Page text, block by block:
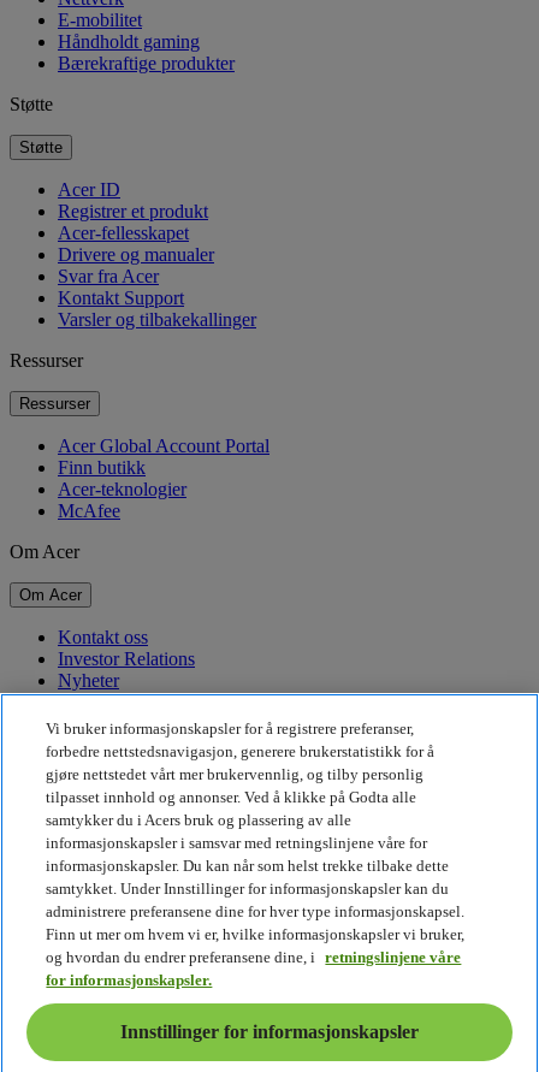
E-mobilitet
Håndholdt gaming
Bærekraftige produkter
Støtte
Støtte
Acer ID
Registrer et produkt
Acer-fellesskapet
Drivere og manualer
Svar fra Acer
Kontakt Support
Varsler og tilbakekallinger
Ressurser
Ressurser
Acer Global Account Portal
Finn butikk
Acer-teknologier
McAfee
Om Acer
Om Acer
Kontakt oss
Investor Relations
Nyheter
Priser
Arrangementer
Bærekraft
Bærekraft
Samfunnsansvar
Karbonavtrykket til produkter
Project Humanity
Earthion
Personvernpolicy
Retningslinjer for informasjonskapsler
Juridisk merknad
Ytterligere juridisk informasjon
Retningslinjer for tilgjengelighet
Innstillinger for informasjonskapsler
Vi bruker informasjonskapsler for å registrere preferanser,
forbedre nettstedsnavigasjon, generere brukerstatistikk for å
gjøre nettstedet vårt mer brukervennlig, og tilby personlig
tilpasset innhold og annonser. Ved å klikke på Godta alle
samtykker du i Acers bruk og plassering av alle
informasjonskapsler i samsvar med retningslinjene våre for
informasjonskapsler. Du kan når som helst trekke tilbake dette
samtykket. Under Innstillinger for informasjonskapsler kan du
administrere preferansene dine for hver type informasjonskapsel.
Finn ut mer om hvem vi er, hvilke informasjonskapsler vi bruker,
og hvordan du endrer preferansene dine, i retningslinjene våre
for informasjonskapsler.
Innstillinger for informasjonskapsler